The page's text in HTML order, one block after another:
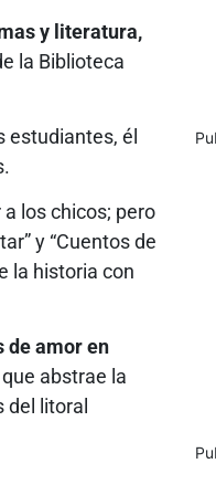
y literatura,
la Biblioteca
estudiantes, él
los chicos; pero
y “Cuentos de
la historia con
de amor en
abstrae la
del litoral